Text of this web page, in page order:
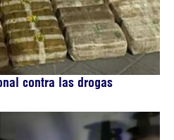
contra las drogas